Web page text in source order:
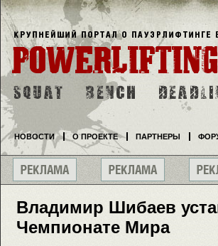
Владимир Шибаев
Чемпионате Мира
НОВОСТИ О ПРОЕКТЕ ПАРТНЕРЫ